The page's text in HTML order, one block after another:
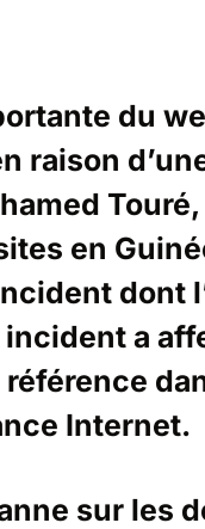
du
raison
en
dont
a
Internet.
sur les